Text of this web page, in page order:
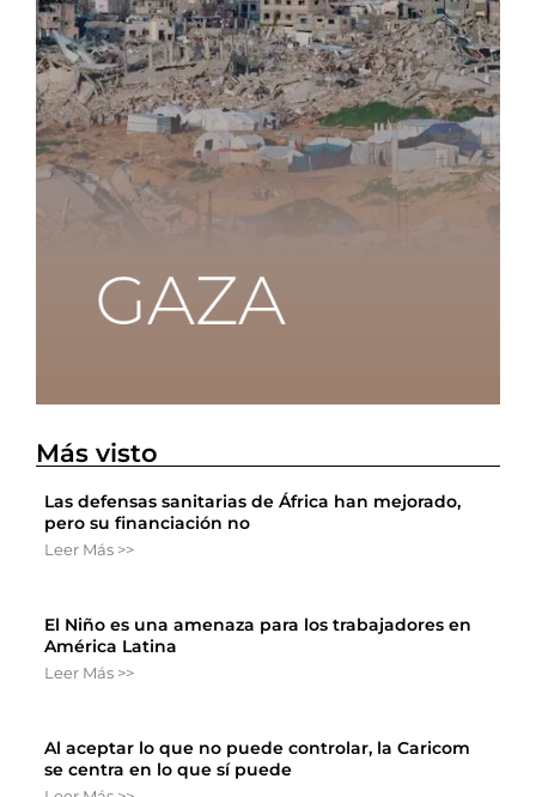
Más visto
Las defensas sanitarias de África han mejorado,
pero su financiación no
Leer Más >>
El Niño es una amenaza para los trabajadores en
América Latina
Leer Más >>
Al aceptar lo que no puede controlar, la Caricom
se centra en lo que sí puede